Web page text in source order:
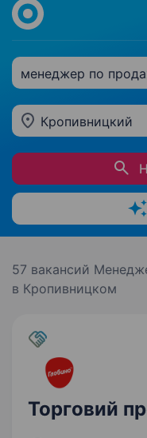
менеджер по
Кропивницкий
57 вакансий
в Кропивницком
Торговий